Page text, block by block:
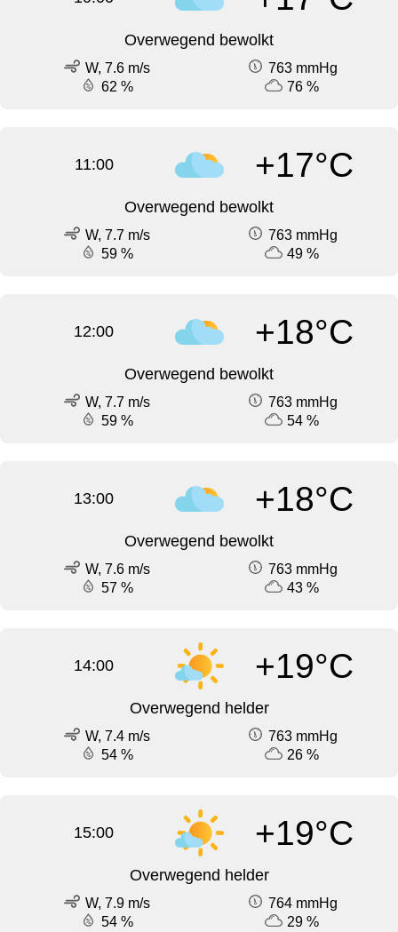
Overwegend bewolkt
W, 7.6 m/s
763 mmHg
62 %
76 %
11:00 +17°C
Overwegend bewolkt
W, 7.7 m/s
763 mmHg
59 %
49 %
12:00 +18°C
Overwegend bewolkt
W, 7.7 m/s
763 mmHg
59 %
54 %
13:00 +18°C
Overwegend bewolkt
W, 7.6 m/s
763 mmHg
57 %
43 %
14:00 +19°C
Overwegend helder
W, 7.4 m/s
763 mmHg
54 %
26 %
15:00 +19°C
Overwegend helder
W, 7.9 m/s
764 mmHg
54 %
29 %